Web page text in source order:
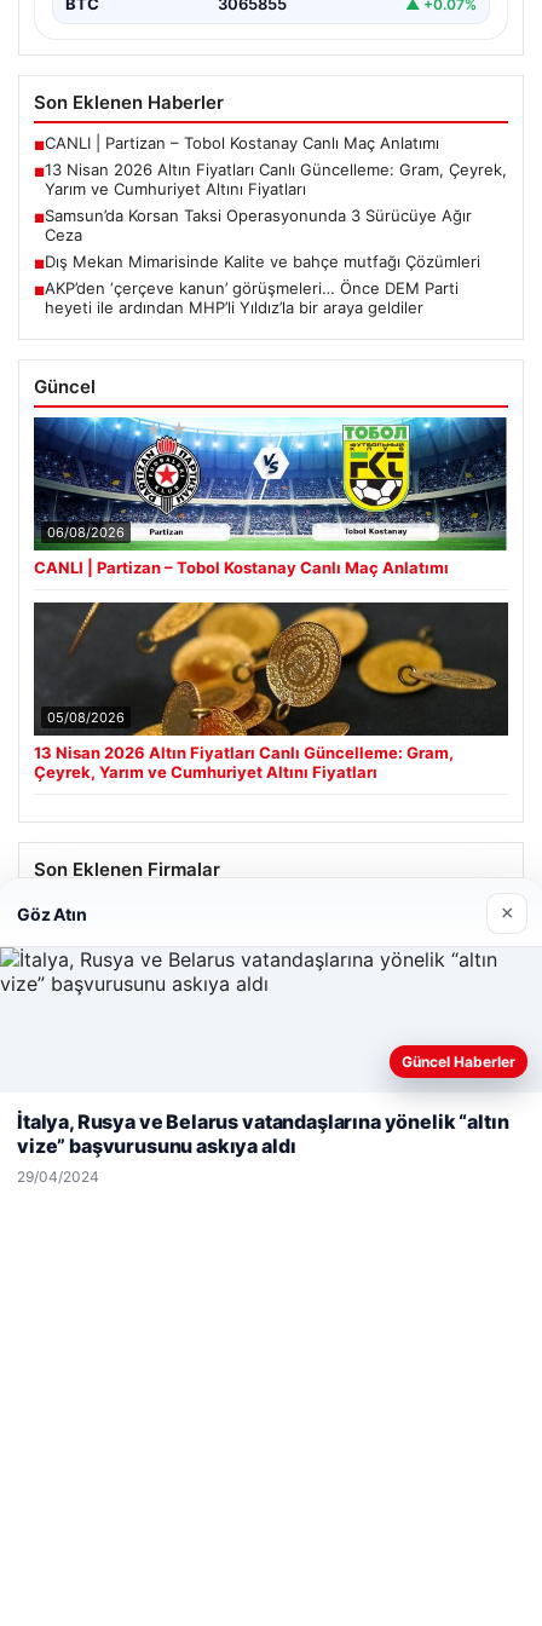
BTC 3065855 ▲ +0.07%
Son Eklenen Haberler
■CANLI | Partizan – Tobol Kostanay Canlı Maç Anlatımı
■13 Nisan 2026 Altın Fiyatları Canlı Güncelleme: Gram, Çeyrek,
Yarım ve Cumhuriyet Altını Fiyatları
■Samsun’da Korsan Taksi Operasyonunda 3 Sürücüye Ağır
Ceza
■Dış Mekan Mimarisinde Kalite ve bahçe mutfağı Çözümleri
■AKP’den ‘çerçeve kanun’ görüşmeleri… Önce DEM Parti
heyeti ile ardından MHP’li Yıldız’la bir araya geldiler
Güncel
06/08/2026
CANLI | Partizan – Tobol Kostanay Canlı Maç Anlatımı
05/08/2026
13 Nisan 2026 Altın Fiyatları Canlı Güncelleme: Gram,
Çeyrek, Yarım ve Cumhuriyet Altını Fiyatları
Son Eklenen Firmalar
Hastaş Beton
26/05/2026
© 2026 Kimce – Güncel Haberler
Web sitemizi nasıl kullandığınızı daha iyi anlayabilmek,
kullanıyoruz.Çerez Politikamız
Reddet
Göz Atın ×
Güncel Haberler
İtalya, Rusya ve Belarus vatandaşlarına yönelik “altın
vize” başvurusunu askıya aldı
29/04/2024